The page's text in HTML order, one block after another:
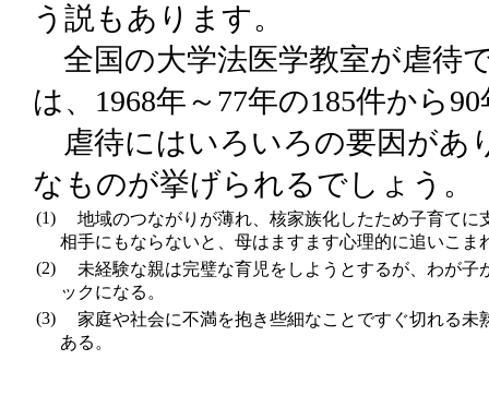
う説もあります。
全国の大学法医学教室が虐待
は、1968年～77年の185件から
虐待にはいろいろの要因があ
なものが挙げられるでしょう。
(1)
地域のつながりが薄れ、核家族化したため子育てに
相手にもならないと、母はますます心理的に追いこま
(2)
未経験な親は完璧な育児をしようとするが、わが子
ックになる。
(3)
家庭や社会に不満を抱き些細なことですぐ切れる未
ある。